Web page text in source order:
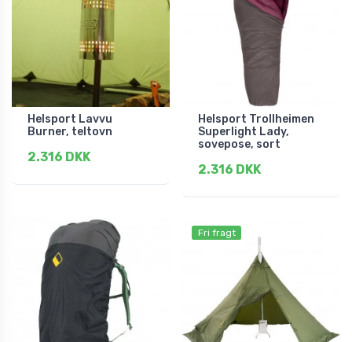
Helsport Lavvu
Burner, teltovn
2.316 DKK
Helsport Trollheimen
Superlight Lady,
sovepose, sort
2.316 DKK
Fri fragt